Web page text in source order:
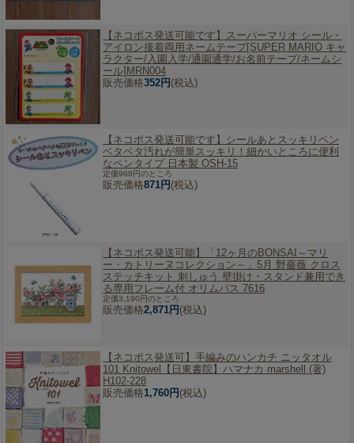
【ネコポス発送可能です】
スーパーマリオ シール・
アイロン接着両用ネームテープ[SUPER MARIO キャ
ラクター/入園入学/通園通学/お名前テープ/ネームシ
ール]MRN004
販売価格352円 (税込)
【ネコポス発送可能です】 シールあとスッキリペン
ベタベタ汚れが簡単スッキリ！細かいところに便利
なペンタイプ 日本製 OSH-15
定価968円のところ
販売価格871円 (税込)
【ネコポス発送可能】
「12ヶ月のBONSAI～マリ
ー・カトリーヌコレクション～」5月 野薔薇 クロス
ステッチキット 刺しゅう 壁掛け・スタンド兼用でき
る専用フレーム付 オリムパス 7616
定価3,190円のところ
販売価格2,871円 (税込)
【ネコポス発送可】 手編みのハンカチ ニッタオル
101 Knitowel【日東書院】ハマナカ marshell (著)
H102-228
販売価格1,760円 (税込)